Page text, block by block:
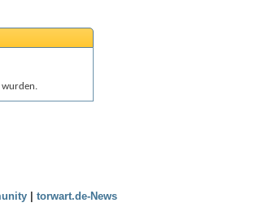
wurden.
| torwart.de-News